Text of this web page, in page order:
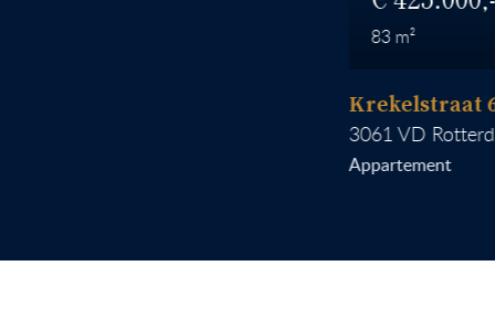
Krekelstraat 6 B
3061 VD Rotterdam
Appartement